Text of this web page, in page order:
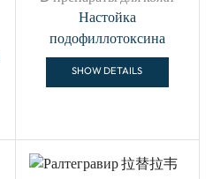
Настойка
подофиллотоксина
SHOW DETAILS